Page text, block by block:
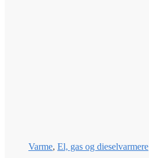
Varme, El, gas og dieselvarmere